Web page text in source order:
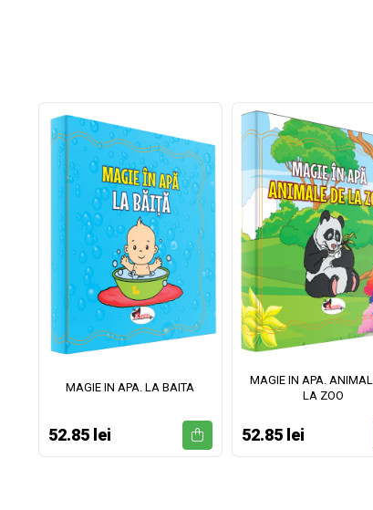
MAGIE IN APA. LA BAITA
52.85 lei
MAGIE IN APA.
LA ZOO
52.85 lei